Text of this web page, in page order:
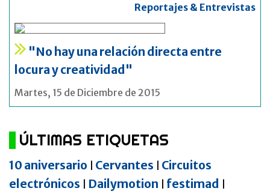
Reportajes & Entrevistas
"No hay una relación directa entre
locura y creatividad"
Martes, 15 de Diciembre de 2015
ÚLTIMAS ETIQUETAS
10 aniversario Cervantes
Circuitos
electrónicos
Dailymotion festimad